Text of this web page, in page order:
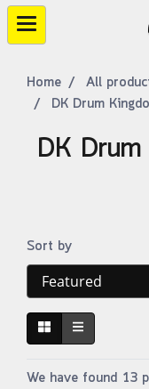
Home All
DK Drum
DK
Sort by
We have found 13